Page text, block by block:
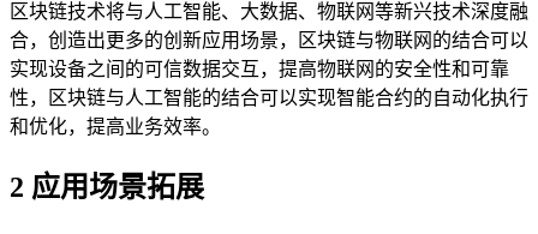
区块链技术将与人工智能、大数据、物联网等新兴技术深度融
合，创造出更多的创新应用场景，区块链与物联网的结合可以
实现设备之间的可信数据交互，提高物联网的安全性和可靠
性，区块链与人工智能的结合可以实现智能合约的自动化执行
和优化，提高业务效率。
2 应用场景拓展